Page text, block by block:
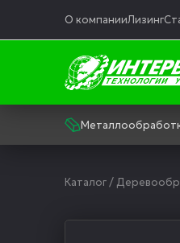
О компанииЛизинг
Каталог/